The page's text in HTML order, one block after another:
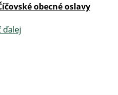
obecné oslavy
ďalej